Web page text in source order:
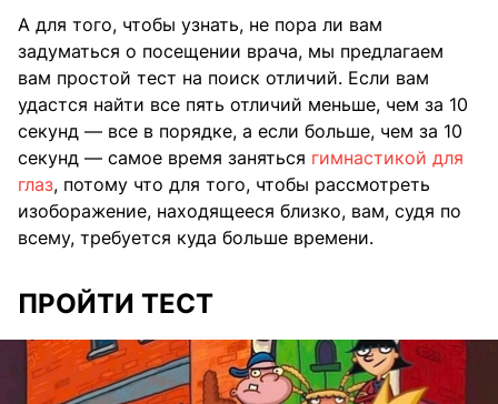
А для того, чтобы узнать, не пора ли вам
задуматься о посещении врача, мы предлагаем
вам простой тест на поиск отличий. Если вам
удастся найти все пять отличий меньше, чем за 10
секунд — все в порядке, а если больше, чем за 10
секунд — самое время заняться гимнастикой для
глаз, потому что для того, чтобы рассмотреть
изоборажение, находящееся близко, вам, судя по
всему, требуется куда больше времени.
ПРОЙТИ ТЕСТ